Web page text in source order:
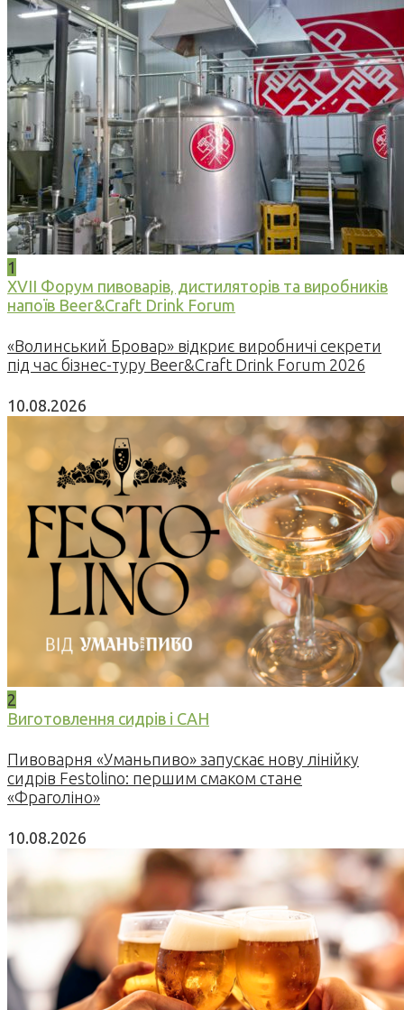
1
XVII Форум пивоварів, дистиляторів та виробників
напоїв Beer&Craft Drink Forum
«Волинський Бровар» відкриє виробничі секрети
під час бізнес-туру Beer&Craft Drink Forum 2026
10.08.2026
2
Виготовлення сидрів і САН
Пивоварня «Уманьпиво» запускає нову лінійку
сидрів Festolino: першим смаком стане
«Фраголіно»
10.08.2026